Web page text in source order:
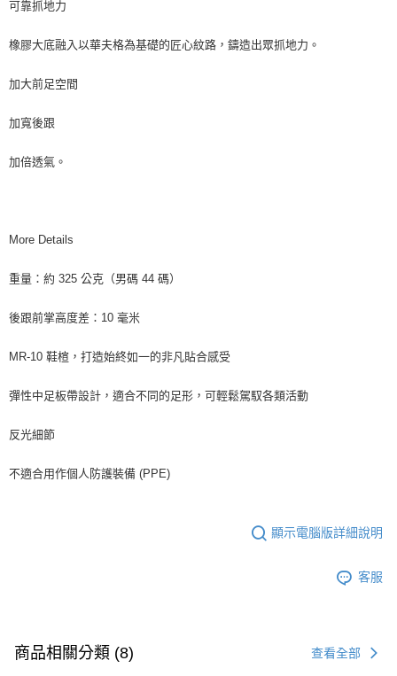
可靠抓地力
橡膠大底融入以華夫格為基礎的匠心紋路，鑄造出眾抓地力。
加大前足空間
加寬後跟
加倍透氣。
More Details
重量：約 325 公克（男碼 44 碼）
後跟前掌高度差：10 毫米
MR-10 鞋楦，打造始終如一的非凡貼合感受
彈性中足板帶設計，適合不同的足形，可輕鬆駕馭各類活動
反光細節
不適合用作個人防護裝備 (PPE)
顯示電腦版詳細說明
客服
商品相關分類 (8) 查看全部